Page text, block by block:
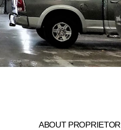
ABOUT PROPRIETOR